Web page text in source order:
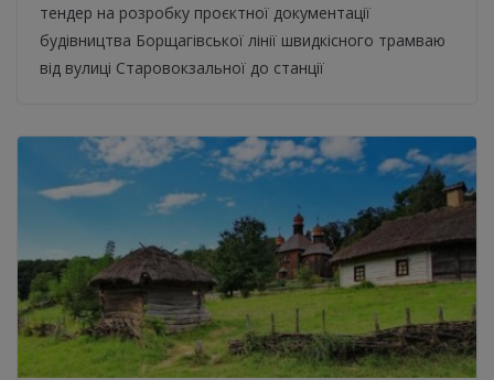
тендер на розробку проєктної документації
будівництва Борщагівської лінії швидкісного трамваю
від вулиці Старовокзальної до станції